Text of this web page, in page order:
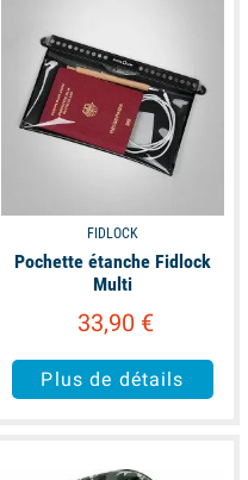
FIDLOCK
Pochette étanche Fidlock
Multi
33,90 €
Plus de détails